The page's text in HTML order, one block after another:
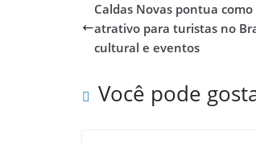
Caldas Novas pontua
atrativo para turistas no
cultural e eventos
Você pode